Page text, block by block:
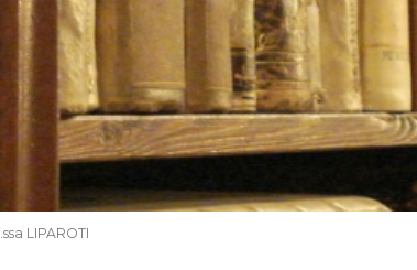
LIPAROTI